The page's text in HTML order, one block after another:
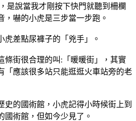
是說當我才剛按下快門就聽到柵欄
，嚇的小虎是三步當一步跑。
虎差點尿褲子的「兇手」。
條街很合理的叫:「暖暖街」，其實
「應該很多站只能逛逛火車站旁的老
史的國術館，小虎記得小時候街上到
國術館，但如今少見了。